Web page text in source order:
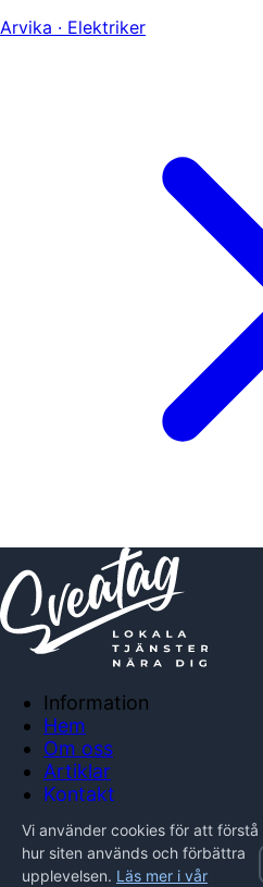
Arvika · Elektriker
Information
Hem
Om oss
Artiklar
Kontakt
Integritetspolicy
Vi använder cookies för att förstå
hur siten används och förbättra
upplevelsen. Läs mer i vår